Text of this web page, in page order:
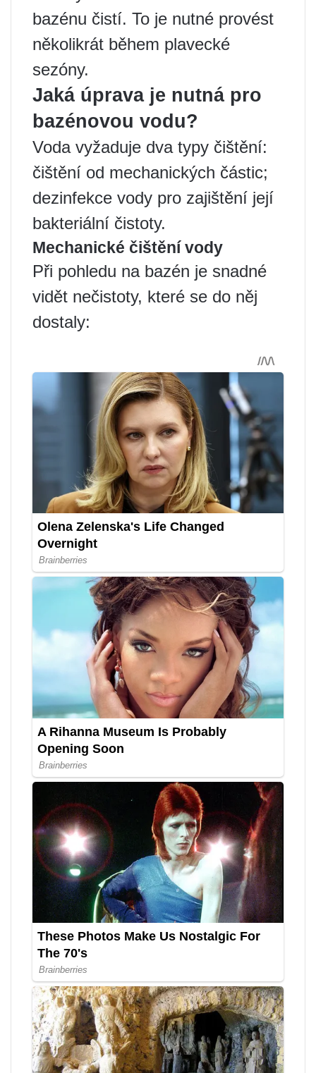
bazénu čistí. To je nutné provést
několikrát během plavecké
sezóny.
Jaká úprava je nutná pro
bazénovou vodu?
Voda vyžaduje dva typy čištění:
čištění od mechanických částic;
dezinfekce vody pro zajištění její
bakteriální čistoty.
Mechanické čištění vody
Při pohledu na bazén je snadné
vidět nečistoty, které se do něj
dostaly: